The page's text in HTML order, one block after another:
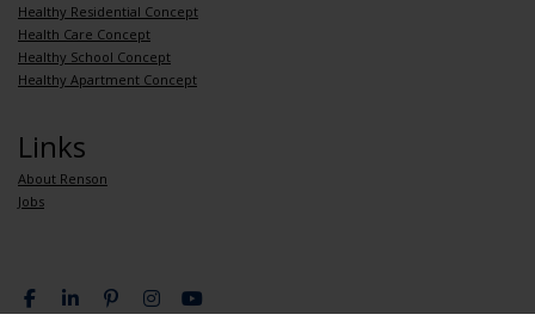
Healthy Residential Concept
Health Care Concept
Healthy School Concept
Healthy Apartment Concept
Links
About Renson
Jobs